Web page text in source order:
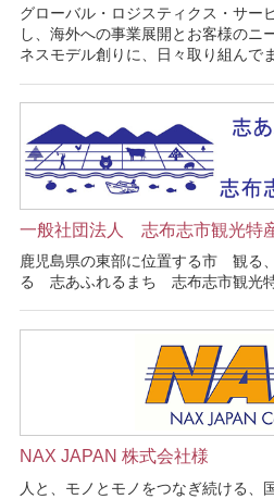
グローバル・ロジスティクス・サー
し、海外への事業展開とお客様のニ
ネスモデル創りに、日々取り組んで
一般社団法人 志布志市観光特
鹿児島県の東部に位置する市 観る
る 志あふれるまち 志布志市観光特
NAX JAPAN 株式会社様
人と、モノとモノをつなぎ続ける、